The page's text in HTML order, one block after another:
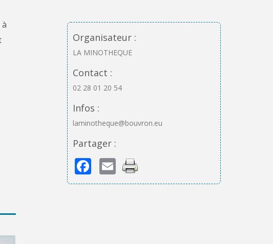
Organisateur :
LA MINOTHEQUE
Contact :
02 28 01 20 54
Infos :
laminotheque@bouvron.eu
Partager :
Facebook
Email